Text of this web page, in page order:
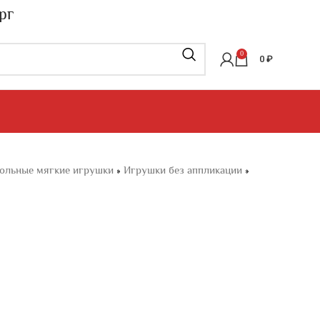
0
0 ₽
мягкие игрушки » Игрушки без аппликации »